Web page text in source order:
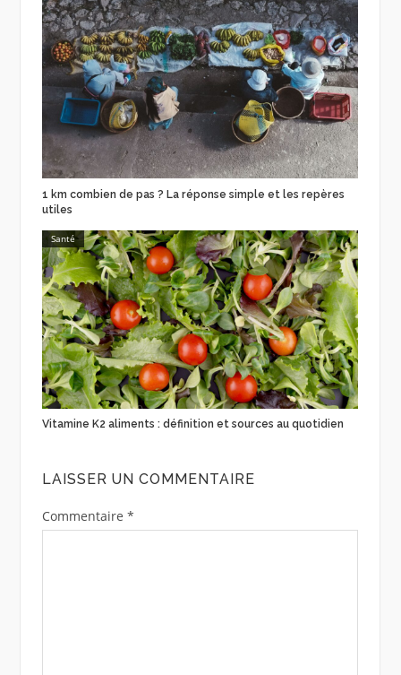
1 km combien de pas ? La réponse simple et les repères
utiles
Santé
Vitamine K2 aliments : définition et sources au quotidien
LAISSER UN COMMENTAIRE
Commentaire *